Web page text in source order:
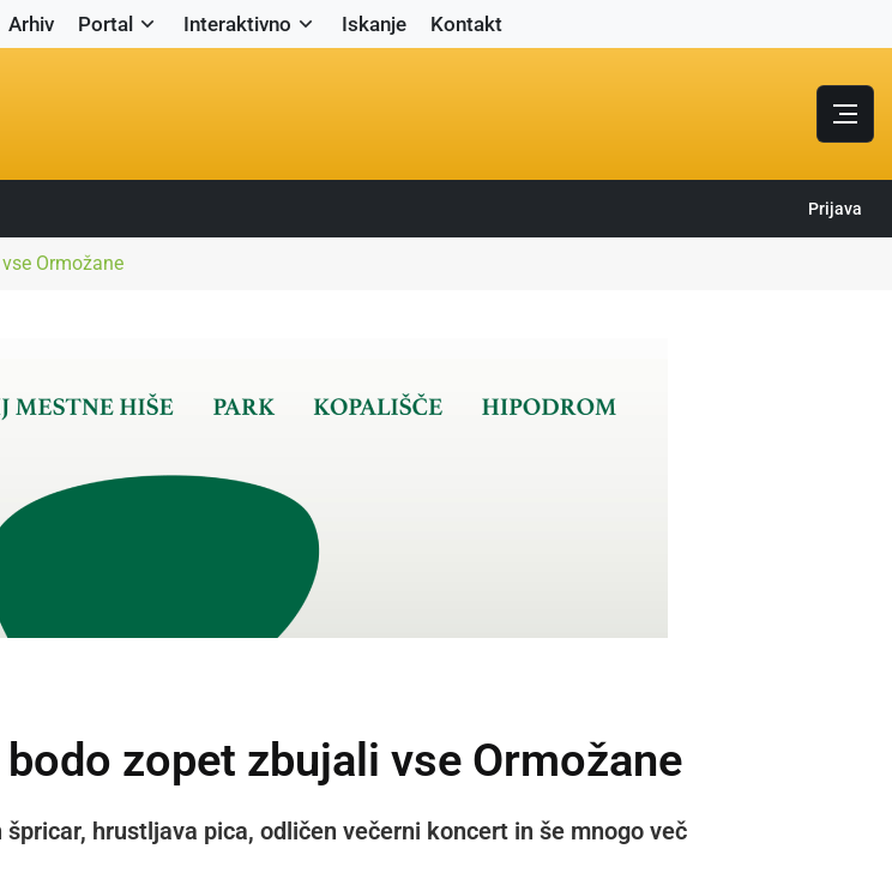
Arhiv Portal Interaktivno Iskanje Kontakt
Prijava
Ormožane
zopet zbujali vse Ormožane
hrustljava pica, odličen večerni koncert in še mnogo več